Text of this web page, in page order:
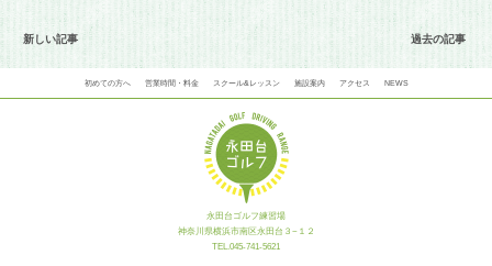
新しい記事 過去の記事
初めての方へ 営業時間・料金 スクール&レッスン 施設案内 アクセス NEWS
永田台ゴルフ練習場
神奈川県横浜市南区永田台３−１２
TEL.045-741-5621